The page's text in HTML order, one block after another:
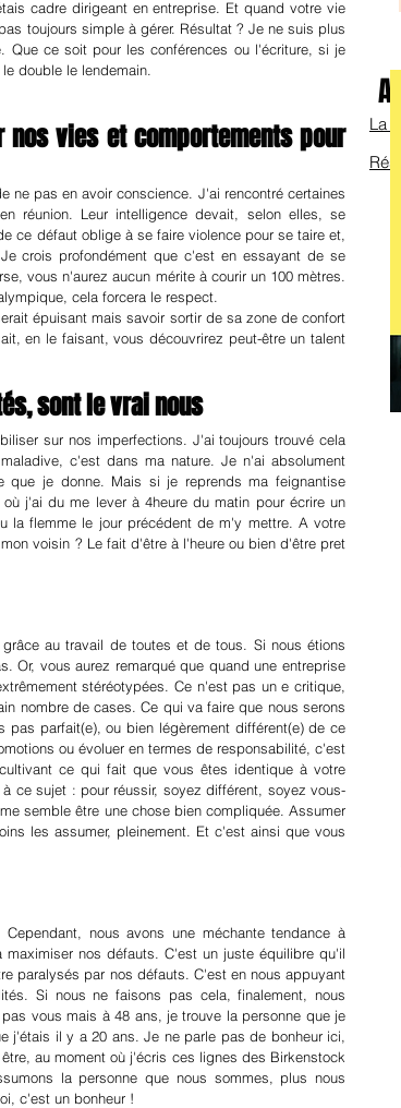
cadre dirigeant en entreprise. Et quand votre vie
toujours simple à gérer. Résultat ? Je ne suis plus
Que ce soit pour les conférences ou l'écriture, si je
double le lendemain.
vies et comportements pour
ne pas en avoir conscience. J'ai rencontré certaines
réunion. Leur intelligence devait, selon elles, se
ce défaut oblige à se faire violence pour se taire et,
crois profondément que c'est en essayant de se
vous n'aurez aucun mérite à courir un 100 mètres.
cela forcera le respect.
épuisant mais savoir sortir de sa zone de confort
en le faisant, vous découvrirez peut-être un talent
sont le vrai nous
sur nos imperfections. J'ai toujours trouvé cela
c'est dans ma nature. Je n'ai absolument
que je donne. Mais si je reprends ma feignantise
j'ai du me lever à 4heure du matin pour écrire un
la flemme le jour précédent de m'y mettre. A votre
voisin ? Le fait d'être à l'heure ou bien d'être pret
au travail de toutes et de tous. Si nous étions
Or, vous aurez remarqué que quand une entreprise
stéréotypées. Ce n'est pas un e critique,
nombre de cases. Ce qui va faire que nous serons
parfait(e), ou bien légèrement différent(e) de ce
ou évoluer en termes de responsabilité, c'est
ce qui fait que vous êtes identique à votre
ce sujet : pour réussir, soyez différent, soyez vous-
semble être une chose bien compliquée. Assumer
les assumer, pleinement. Et c'est ainsi que vous
nous avons une méchante tendance à
nos défauts. C'est un juste équilibre qu'il
paralysés par nos défauts. C'est en nous appuyant
Si nous ne faisons pas cela, finalement, nous
vous mais à 48 ans, je trouve la personne que je
j'étais il y a 20 ans. Je ne parle pas de bonheur ici,
au moment où j'écris ces lignes des Birkenstock
la personne que nous sommes, plus nous
c'est un bonheur !
La